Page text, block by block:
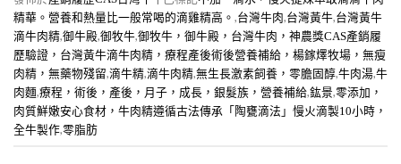
精華。營養和熱量比一般常喝的滴雞精高。 ,台灣牛肉,台灣黃牛,台灣黃牛
滴牛肉精,御牛殿,御牧牛,御牧牛，御牛殿，台灣牛肉，神農獎CAS產銷履
歷驗證，台灣黃牛滴牛肉精，療程產後術後營養補給，楊鎵燡牧場，無瘦
肉精，無藥物殘留,滴牛精,滴牛肉精,無生長激素飼養，零膽固醇,牛肉湯,牛
肉麵,療程，術後，產後，月子，成長，銀髮族，營養補給,鈜景,零添加，
肉質鮮嫩安心食材，牛肉精遵循古法傳承「陶甕滴法」慢火滴製10小時，
全牛製作,零脂肪